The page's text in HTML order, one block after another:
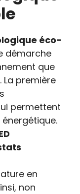
éco-
démarche
que
première
permettent
en
non